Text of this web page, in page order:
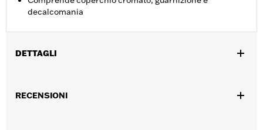
decalcomania
DETTAGLI
Istruzioni di installazione
RECENSIONI